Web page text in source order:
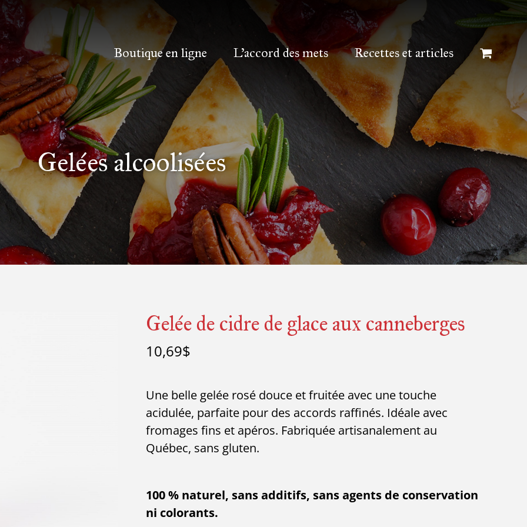
Boutique en ligne L’accord des mets Recettes et articles
Gelées alcoolisées
Gelée de cidre de glace aux canneberges
10,69$
Une belle gelée rosé douce et fruitée avec une touche
acidulée, parfaite pour des accords raffinés. Idéale avec
fromages fins et apéros. Fabriquée artisanalement au
Québec, sans gluten.
100 % naturel, sans additifs, sans agents de conservation
ni colorants.